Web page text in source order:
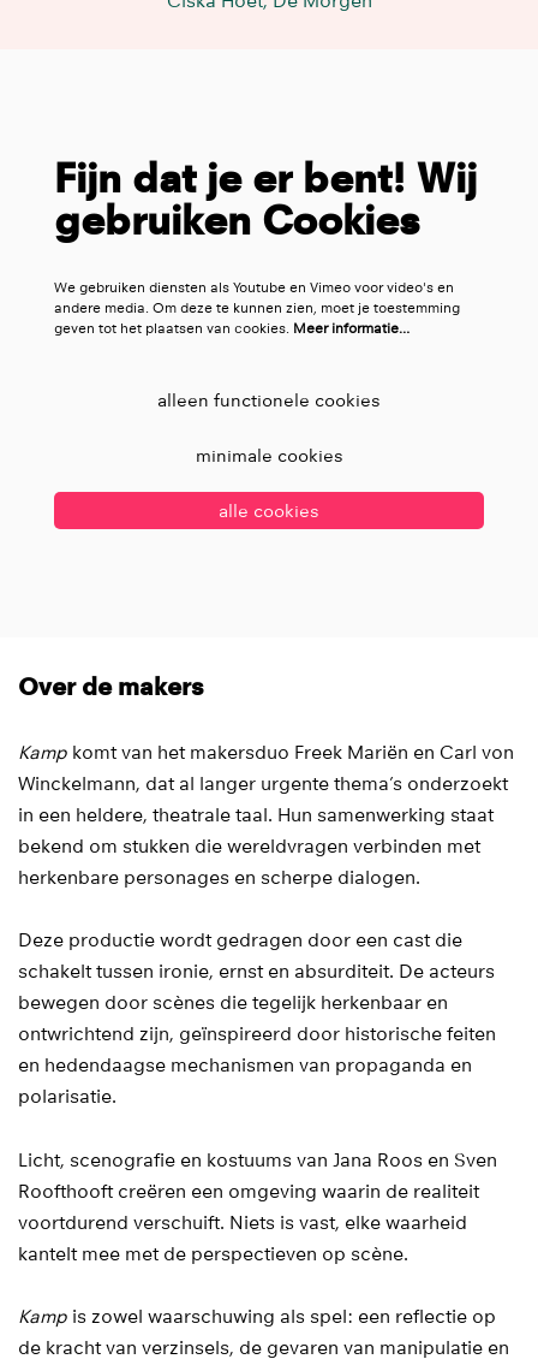
Fijn dat je er bent! Wij
gebruiken Cookies
We gebruiken diensten als Youtube en Vimeo voor video's en
andere media. Om deze te kunnen zien, moet je toestemming
geven tot het plaatsen van cookies. Meer informatie…
alleen functionele cookies
minimale cookies
alle cookies
Over de makers
Kamp komt van het makersduo Freek Mariën en Carl von
Winckelmann, dat al langer urgente thema’s onderzoekt
in een heldere, theatrale taal. Hun samenwerking staat
bekend om stukken die wereldvragen verbinden met
herkenbare personages en scherpe dialogen.
Deze productie wordt gedragen door een cast die
schakelt tussen ironie, ernst en absurditeit. De acteurs
bewegen door scènes die tegelijk herkenbaar en
ontwrichtend zijn, geïnspireerd door historische feiten
en hedendaagse mechanismen van propaganda en
polarisatie.
Licht, scenografie en kostuums van Jana Roos en Sven
Roofthooft creëren een omgeving waarin de realiteit
voortdurend verschuift. Niets is vast, elke waarheid
kantelt mee met de perspectieven op scène.
Kamp is zowel waarschuwing als spel: een reflectie op
de kracht van verzinsels, de gevaren van manipulatie en